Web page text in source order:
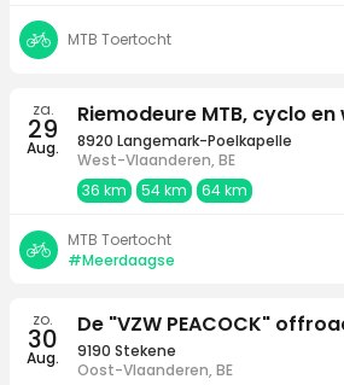
MTB Toertocht
za.
29
Aug.
Riemodeure MTB, cyclo
8920 Langemark-Poelkapelle
West-Vlaanderen, BE
36 km
54 km 64 km
MTB Toertocht
#Meerdaagse
zo.
30
Aug.
De "VZW PEACOCK"
9190 Stekene
Oost-Vlaanderen, BE